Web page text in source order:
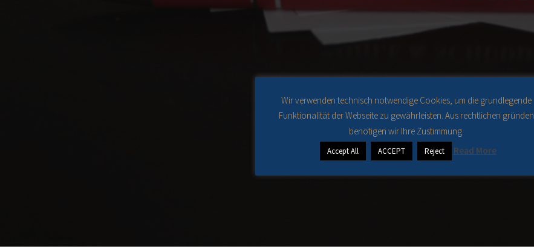
Wir verwenden technisch notwendige Cookies, um die grundlegende
Funktionalität der Webseite zu gewährleisten. Aus rechtlichen gründen
benötigen wir Ihre Zustimmung.
Accept All ACCEPT Reject Read More